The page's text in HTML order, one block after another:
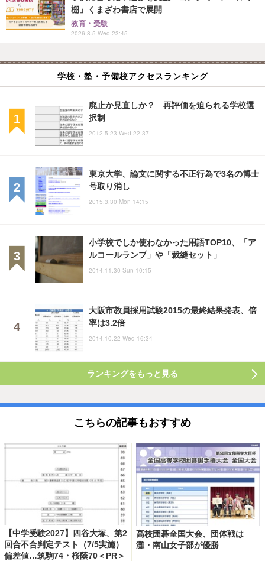
棚」くまざわ書店で展開
教育・受験
2026.8.5 Wed 23:45
学校・塾・予備校アクセスランキング
廃止か見直しか？ 再評価を迫られる学校選
択制
2012.5.23 Wed 22:37
東京大学、論文に関する不正行為で3名の博士
号取り消し
2015.3.30 Mon 14:15
小学校でしか使わなかった用語TOP10、「ア
ルコールランプ」や「裁縫セット」
2014.11.30 Sun 10:15
大阪市教員採用試験2015の最終結果発表、倍
率は3.2倍
2014.10.22 Wed 16:34
ランキングをもっと見る
こちらの記事もおすすめ
【中学受験2027】四谷大塚、第2
回合不合判定テスト（7/5実施）
偏差値…筑駒74・桜蔭70＜PR＞
高校囲碁全国大会、団体戦は
灘・南山女子部が優勝